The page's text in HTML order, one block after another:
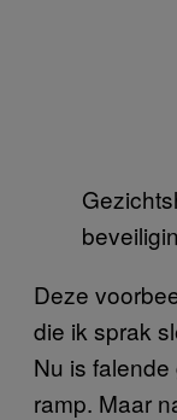
Deze
die ik sprak
Nu is
ramp. Maar